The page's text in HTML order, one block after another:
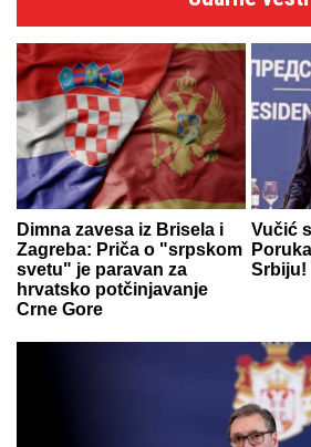
Dimna zavesa iz Brisela i
Zagreba: Priča o "srpskom
svetu" je paravan za
hrvatsko potčinjavanje
Crne Gore
Vučić
Srbiju!